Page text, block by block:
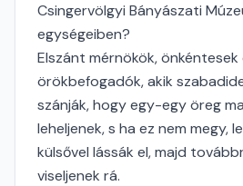
Csingervölgyi Bányászati
egységeiben?
Elszánt mérnökök,
örökbefogadók, akik
szánják, hogy egy-egy öreg
leheljenek, s ha ez nem megy,
külsővel lássák el, majd
viseljenek rá.